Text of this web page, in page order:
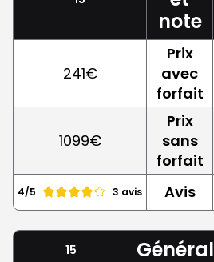
note
241€
Prix
avec
forfait
1099€
Prix
sans
forfait
4/5 3 avis Avis
15 Général